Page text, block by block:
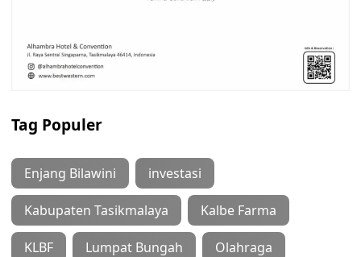
Tag Populer
Enjang Bilawini investasi
Kabupaten Tasikmalaya Kalbe Farma
KLBF Lumpat Bungah Olahraga